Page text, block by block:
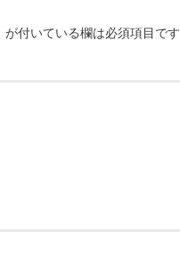
が付いている欄は必須項目です